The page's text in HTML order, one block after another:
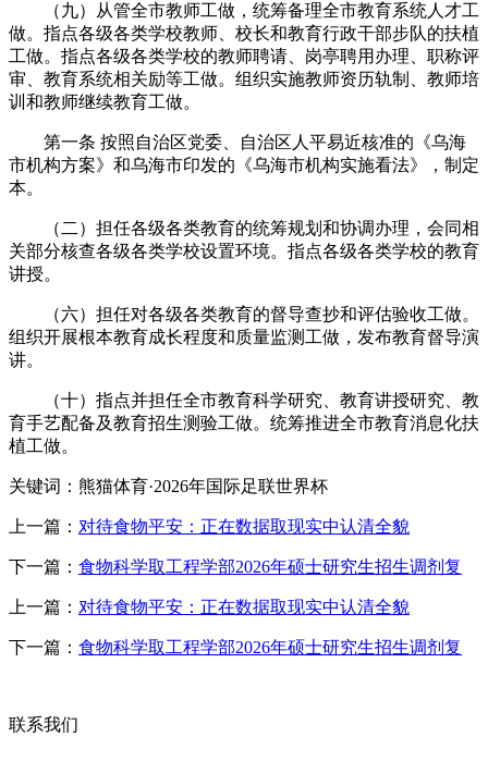
（九）从管全市教师工做，统筹备理全市教育系统人才工
做。指点各级各类学校教师、校长和教育行政干部步队的扶植
工做。指点各级各类学校的教师聘请、岗亭聘用办理、职称评
审、教育系统相关励等工做。组织实施教师资历轨制、教师培
训和教师继续教育工做。
第一条 按照自治区党委、自治区人平易近核准的《乌海
市机构方案》和乌海市印发的《乌海市机构实施看法》，制定
本。
（二）担任各级各类教育的统筹规划和协调办理，会同相
关部分核查各级各类学校设置环境。指点各级各类学校的教育
讲授。
（六）担任对各级各类教育的督导查抄和评估验收工做。
组织开展根本教育成长程度和质量监测工做，发布教育督导演
讲。
（十）指点并担任全市教育科学研究、教育讲授研究、教
育手艺配备及教育招生测验工做。统筹推进全市教育消息化扶
植工做。
关键词：熊猫体育·2026年国际足联世界杯
上一篇： 对待食物平安：正在数据取现实中认清全貌
下一篇： 食物科学取工程学部2026年硕士研究生招生调剂复
上一篇： 对待食物平安：正在数据取现实中认清全貌
下一篇： 食物科学取工程学部2026年硕士研究生招生调剂复
联系我们